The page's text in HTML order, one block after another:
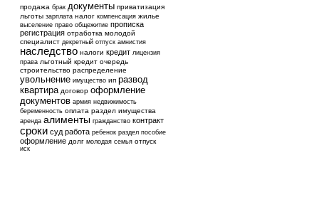
продажа брак документы приватизация
льготы зарплата налог компенсация жилье
выселение право общежитие прописка
регистрация отработка молодой
специалист декретный отпуск амнистия
наследство налоги кредит лицензия
права льготный кредит очередь
строительство распределение
увольнение имущество ип развод
квартира договор оформление
документов армия недвижимость
беременность оплата раздел имущества
аренда алименты гражданство контракт
сроки суд работа ребенок раздел пособие
оформление долг молодая семья отпуск
иск